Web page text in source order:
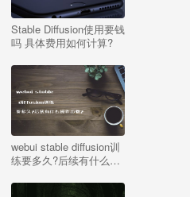
Stable Diffusion使用要钱
吗 具体费用如何计算?
webui stable diffusion训
练要多久?后续有什么操